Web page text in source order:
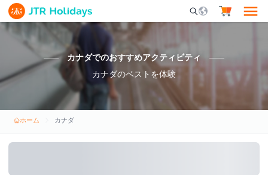
Mobile Search
カナダでのおすすめアクティビティ
カナダのベストを体験
ホーム カナダ